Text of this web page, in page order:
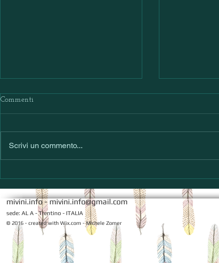
Commenti
Scrivi un commento...
mivini.info - mivini.info@gmail.com
sede: AL A - Trentino - ITALIA
© 2016 - created with Wix.com - Michele Zomer